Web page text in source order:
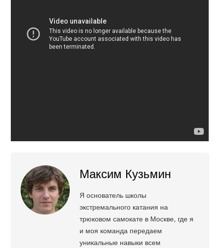
Максим Кузьмин
Я основатель школы
экстремального катания на
трюковом самокате в Москве, где я
и моя команда передаем
уникальные навыки всем